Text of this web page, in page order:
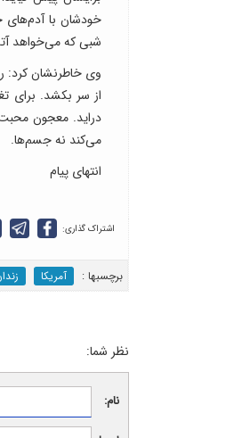
شبی که می‌خواهد
وی خاطرنشان کرد:
از سر بکشد. برای
دراید. معجون
می‌کند نه جسم‌ها.
انتهای پیام
اشتراک گذاری:
برچسب‎ها : آمریکا
نظر شما:
نام: